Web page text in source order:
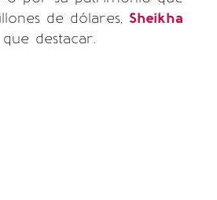
de dólares, Sheikha
destacar.